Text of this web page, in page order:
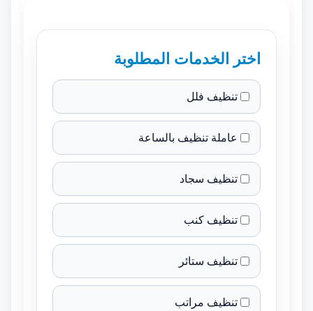
اختر الخدمات المطلوبة
تنظيف فلل
عاملة تنظيف بالساعة
تنظيف سجاد
تنظيف كنب
تنظيف ستائر
تنظيف مراتب